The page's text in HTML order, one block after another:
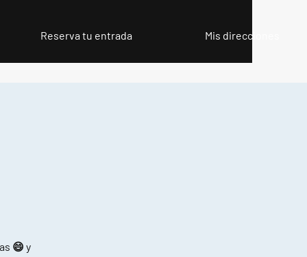
Reserva tu entrada Mis direcciones
😄 y